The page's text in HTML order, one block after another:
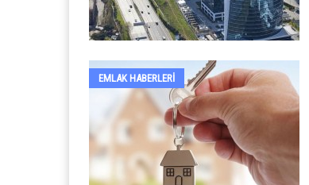
EMLAK HABERLERI